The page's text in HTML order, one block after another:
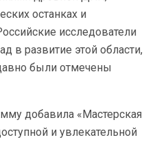
останках и
исследователи
в развитие этой области,
были отмечены
добавила «Мастерская
и увлекательной